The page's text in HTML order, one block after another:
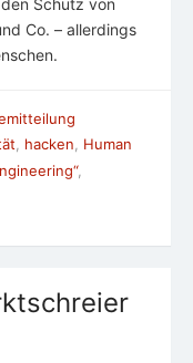
Schutz von
Co. – allerdings
, hacken, Human
,